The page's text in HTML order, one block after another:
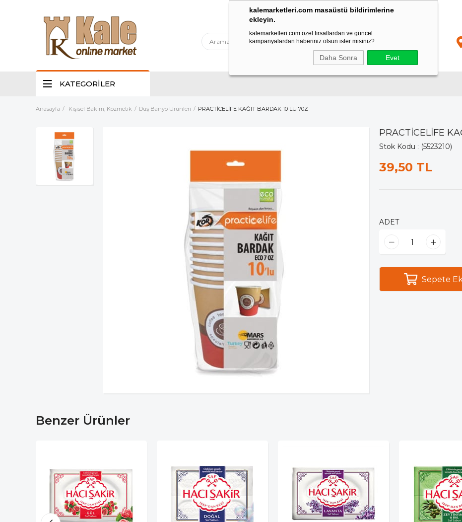
kalemarketleri.com masaüstü bildirimlerine
ekleyin.
kalemarketleri.com özel fırsatlardan ve güncel
kampanyalardan haberiniz olsun ister misiniz?
Daha Sonra Evet
KATEGORİLER
Anasayfa Kişisel Bakım, Kozmetik Duş Banyo Ürünleri PRACTİCELİFE KAĞIT BARDAK 10 LU 70Z
PRACTİCELİFE
Stok Kodu (5523210)
39,50 TL
ADET
Benzer Ürünler